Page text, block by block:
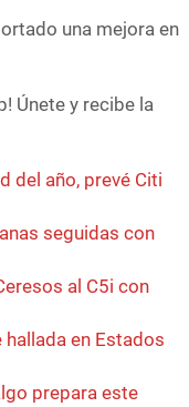
una mejora en
Únete y recibe la
del año, prevé Citi
seguidas con
al C5i con
en Estados
prepara este